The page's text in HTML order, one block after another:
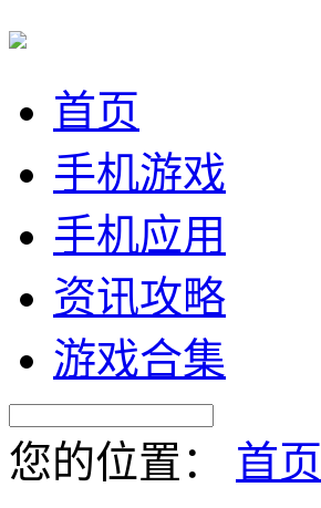
首页
手机游戏
手机应用
资讯攻略
游戏合集
您的位置： 首页